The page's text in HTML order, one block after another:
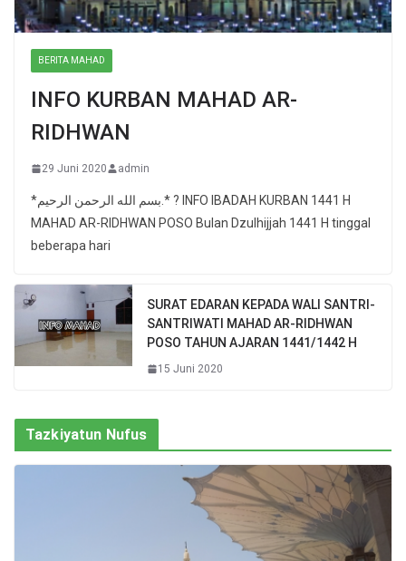
BERITA MAHAD
INFO KURBAN MAHAD AR-
RIDHWAN
29 Juni 2020 admin
*بسم الله الرحمن الرحيم.* ? INFO IBADAH KURBAN 1441 H
MAHAD AR-RIDHWAN POSO Bulan Dzulhijjah 1441 H tinggal
beberapa hari
SURAT EDARAN KEPADA WALI SANTRI-
SANTRIWATI MAHAD AR-RIDHWAN
POSO TAHUN AJARAN 1441/1442 H
15 Juni 2020
Tazkiyatun Nufus